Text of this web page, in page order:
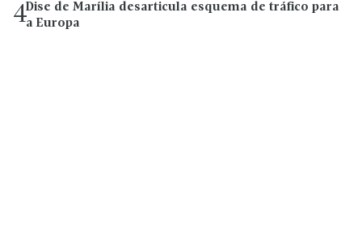
4Dise de Marília desarticula esquema de tráfico para
a Europa